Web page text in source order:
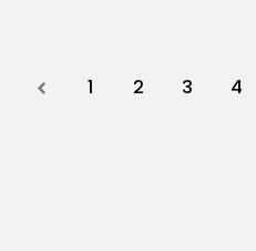
Previous
1 2 3 4